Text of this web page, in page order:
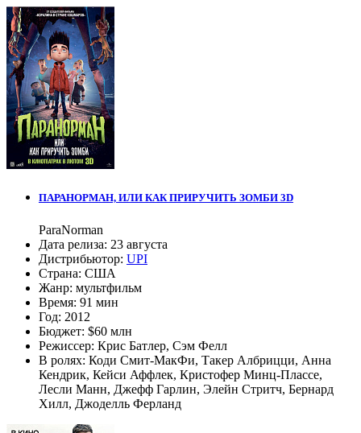
ПАРАНОРМАН, ИЛИ КАК ПРИРУЧИТЬ ЗОМБИ 3D
ParaNorman
Дата релиза: 23 августа
Дистрибьютор: UPI
Страна: США
Жанр: мультфильм
Время: 91 мин
Год: 2012
Бюджет: $60 млн
Режиссер: Крис Батлер, Сэм Фелл
В ролях: Коди Смит-МакФи, Такер Албрицци, Анна
Кендрик, Кейси Аффлек, Кристофер Минц-Плассе,
Лесли Манн, Джефф Гарлин, Элейн Стритч, Бернард
Хилл, Джоделль Ферланд